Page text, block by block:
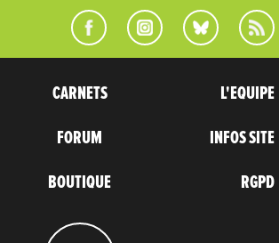
CARNETS
FORUM
BOUTIQUE
L'EQUIPE
INFOS SITE
RGPD